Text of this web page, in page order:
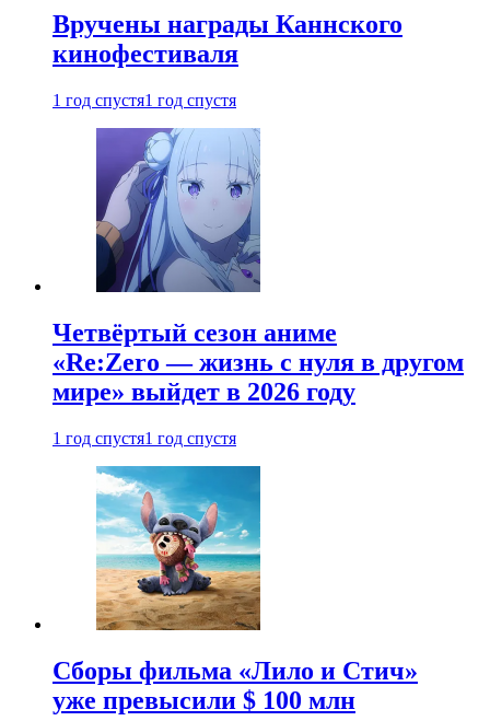
Вручены награды Каннского
кинофестиваля
1 год спустя1 год спустя
Четвёртый сезон аниме
«Re:Zero — жизнь с нуля в другом
мире» выйдет в 2026 году
1 год спустя1 год спустя
Сборы фильма «Лило и Стич»
уже превысили $ 100 млн